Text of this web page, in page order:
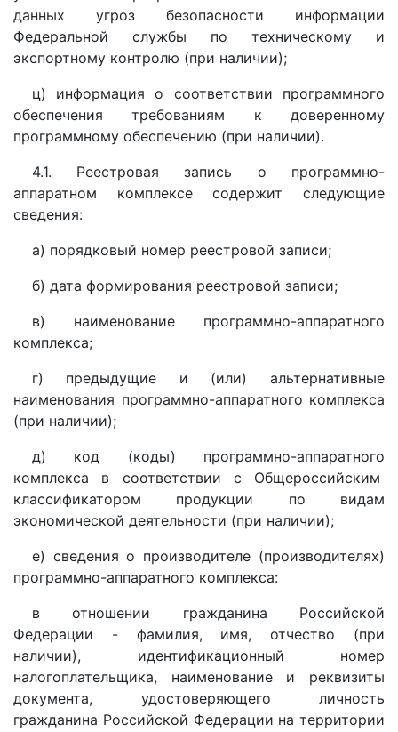
данных угроз безопасности информации
Федеральной службы по техническому и
экспортному контролю (при наличии);
ц) информация о соответствии программного
обеспечения требованиям к доверенному
программному обеспечению (при наличии).
4.1. Реестровая запись о программно-
аппаратном комплексе содержит следующие
сведения:
а) порядковый номер реестровой записи;
б) дата формирования реестровой записи;
в) наименование программно-аппаратного
комплекса;
г) предыдущие и (или) альтернативные
наименования программно-аппаратного комплекса
(при наличии);
д) код (коды) программно-аппаратного
комплекса в соответствии с Общероссийским
классификатором продукции по видам
экономической деятельности (при наличии);
е) сведения о производителе (производителях)
программно-аппаратного комплекса:
в отношении гражданина Российской
Федерации - фамилия, имя, отчество (при
наличии), идентификационный номер
налогоплательщика, наименование и реквизиты
документа, удостоверяющего личность
гражданина Российской Федерации на территории